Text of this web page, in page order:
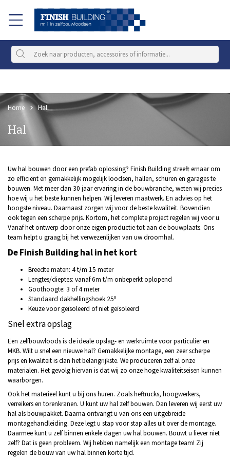
Home Hal
Hal
Uw hal bouwen door een prefab oplossing? Finish Building streeft ernaar om
zo efficiënt en gemakkelijk mogelijk loodsen, hallen, schuren en garages te
bouwen. Met meer dan 30 jaar ervaring in de bouwbranche, weten wij precies
hoe wij u het beste kunnen helpen. Wij leveren maatwerk. En advies op het
hoogste niveau. Daarnaast zorgen wij voor de beste kwaliteit. Bovendien
ook tegen een scherpe prijs. Kortom, het complete project regelen wij voor u.
Vanaf het ontwerp door onze eigen productie tot aan de bouwplaats. Ons
team helpt u graag bij het verwezenlijken van uw droomhal.
De Finish Building hal in het kort
Breedte maten: 4 t/m 15 meter
Lengtes/dieptes: vanaf 6m t/m onbeperkt oplopend
Goothoogte: 3 of 4 meter
Standaard dakhellingshoek 25º
Keuze voor geïsoleerd of niet geïsoleerd
Snel extra opslag
Een zelfbouwloods is de ideale opslag- en werkruimte voor particulier en
MKB. Wilt u snel een nieuwe hal? Gemakkelijke montage, een zeer scherpe
prijs en kwaliteit is dan het belangrijkste. We produceren zelf al onze
materialen. Het gevolg hiervan is dat wij zo onze hoge kwaliteitseisen kunnen
waarborgen.
Ook het materieel kunt u bij ons huren. Zoals heftrucks, hoogwerkers,
verreikers en torenkranen. U kunt uw hal zelf bouwen. Dan leveren wij eerst uw
hal als bouwpakket. Daarna ontvangt u van ons een uitgebreide
montagehandleiding. Deze legt u stap voor stap alles uit over de montage.
Daarmee kunt u zelf binnen enkele dagen uw hal bouwen. Bouwt u liever niet
zelf? Dat is geen probleem. Wij hebben namelijk een montage team! Zij
regelen de bouw van uw hal binnen korte tijd.